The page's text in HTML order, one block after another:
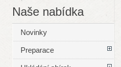
Naše nabídka
Novinky
Preparace